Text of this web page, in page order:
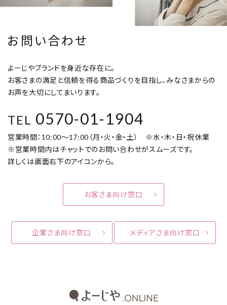
お問い合わせ
よーじやブランドを身近な存在に。
お客さまの満足と信頼を得る商品づくりを目指し、みなさまからの
お声を大切にしてまいります。
TEL 0570-01-1904
営業時間：10:00～17:00（月・火・金・土） ※水・木・日・祝休業
※営業時間内はチャットでのお問い合わせがスムーズです。
詳しくは画面右下のアイコンから。
お客さま向け窓口
企業さま向け窓口 メディアさま向け窓口